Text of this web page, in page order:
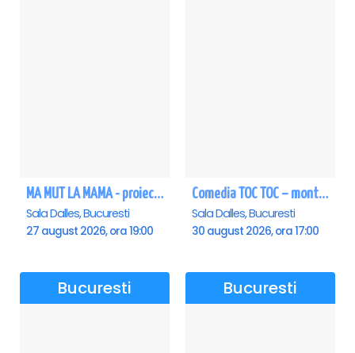
MA MUT LA MAMA - proiectie film Dalles
Sala Dalles, Bucuresti
27 august 2026, ora 19:00
Comedia TOC TOC – montarea originală
Sala Dalles, Bucuresti
30 august 2026, ora 17:00
Bucuresti Bucuresti